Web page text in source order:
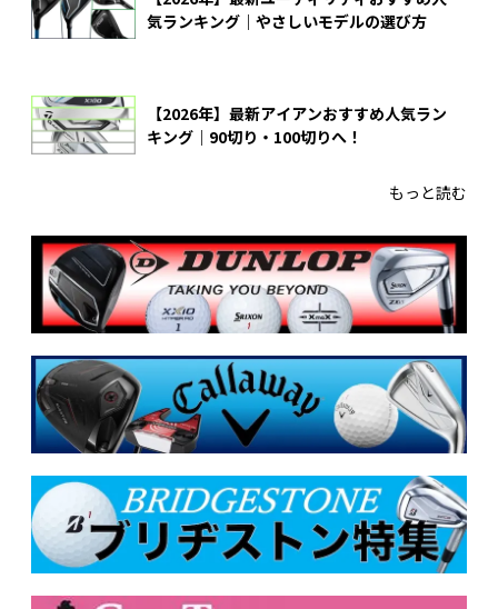
気ランキング｜やさしいモデルの選び方
【2026年】最新アイアンおすすめ人気ラン
キング｜90切り・100切りへ！
もっと読む